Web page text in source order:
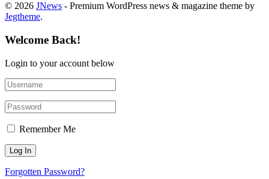
© 2026 JNews - Premium WordPress news & magazine theme by
Jegtheme.
Welcome Back!
Login to your account below
Remember Me
Forgotten Password?